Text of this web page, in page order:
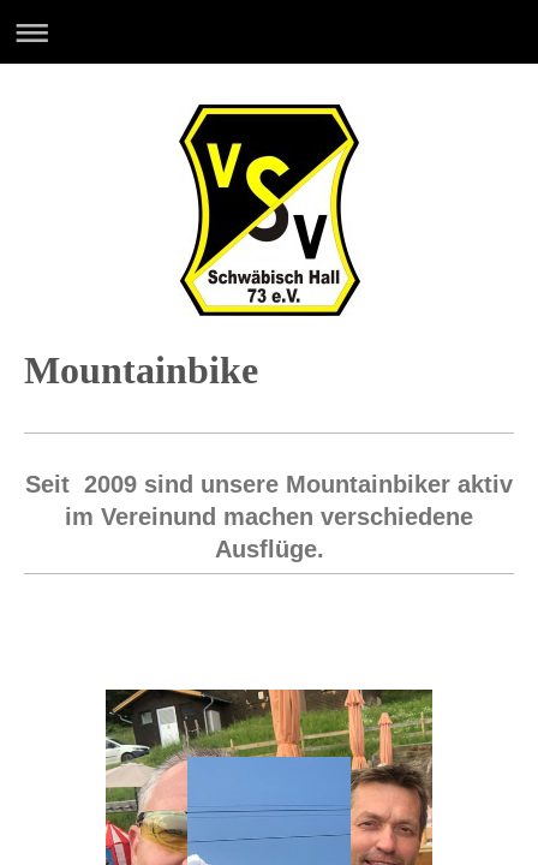
Mountainbike
Seit 2009 sind unsere Mountainbiker aktiv
im Vereinund machen verschiedene
Ausflüge.